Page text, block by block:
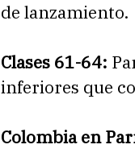
de lanzamiento.
Clases 61-64:
inferiores que
Colombia en